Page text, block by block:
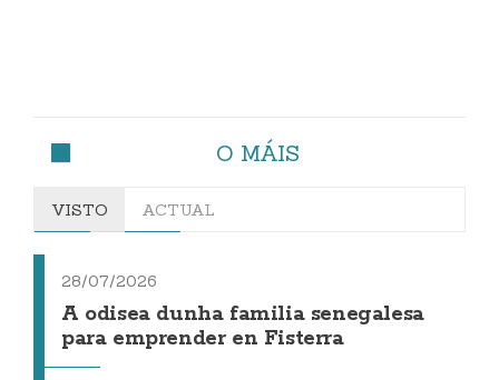
O MÁIS
VISTO ACTUAL
28/07/2026
A odisea dunha familia senegalesa
para emprender en Fisterra